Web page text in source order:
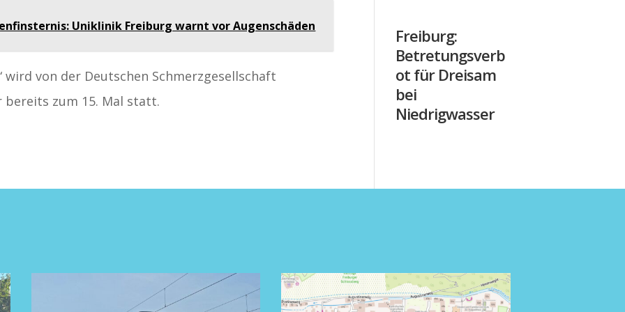
Uniklinik Freiburg warnt vor Augenschäden
wird von der Deutschen Schmerzgesellschaft
zum 15. Mal statt.
Freiburg:
Betretungsverb
ot für Dreisam
bei
Niedrigwasser